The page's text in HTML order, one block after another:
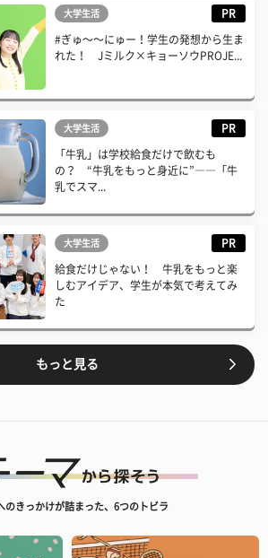
大学生活 PR
#ぎゅ〜〜にゅー！学生の発想から生ま
れた！ Jミルク×キョーソウPROJE...
大学生活 PR
「牛乳」は学校給食だけで飲むも
の？ “牛乳をもっと身近に”――「牛
乳でスマ...
大学生活 PR
給食だけじゃない！ 牛乳をもっと楽
しむアイデア、学生が本気で考えてみ
た
もっと見る
のきっかけが詰まった、6つのトビラ